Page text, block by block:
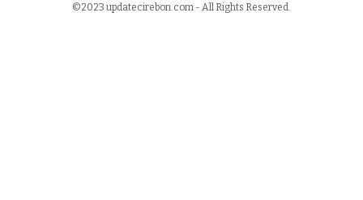
©2023 updatecirebon.com - All Rights Reserved.